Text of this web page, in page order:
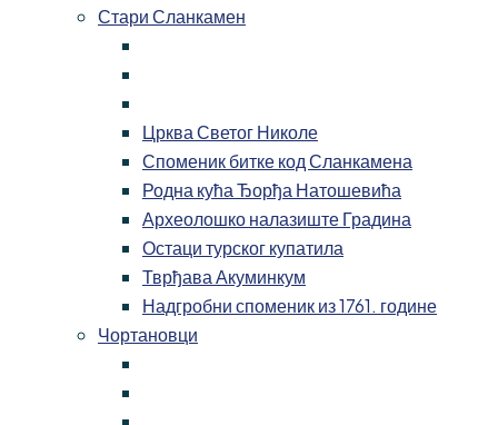
Стари Сланкамен
Црква Светог Николе
Споменик битке код Сланкамена
Родна кућа Ђорђа Натошевића
Археолошко налазиште Градина
Остаци турског купатила
Тврђава Акуминкум
Надгробни споменик из 1761. године
Чортановци